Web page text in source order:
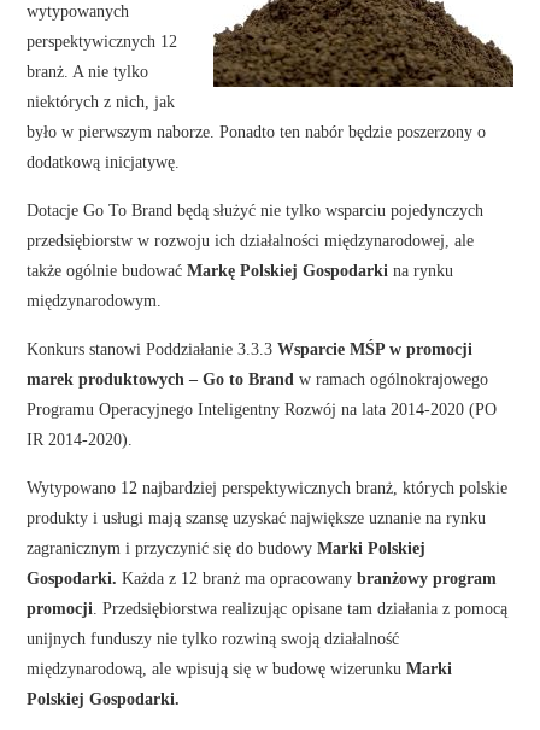
wytypowanych
perspektywicznych 12
branż. A nie tylko
niektórych z nich, jak
było w pierwszym naborze. Ponadto ten nabór będzie poszerzony o
dodatkową inicjatywę.
Dotacje Go To Brand będą służyć nie tylko wsparciu pojedynczych
przedsiębiorstw w rozwoju ich działalności międzynarodowej, ale
także ogólnie budowaćMarkę Polskiej Gospodarki na rynku
międzynarodowym.
Konkurs stanowi Poddziałanie 3.3.3Wsparcie MŚP w promocji
marek produktowych– Go to Brand w ramach ogólnokrajowego
Programu Operacyjnego Inteligentny Rozwój na lata 2014-2020 (PO
IR 2014-2020).
Wytypowano 12 najbardziej perspektywicznych branż, których polskie
produkty i usługi mają szansę uzyskać największe uznanie na rynku
zagranicznym i przyczynić się do budowyMarki Polskiej
Gospodarki.Każda z 12 branż ma opracowanybranżowy program
promocji . Przedsiębiorstwa realizując opisane tam działania z pomocą
unijnych funduszy nie tylko rozwiną swoją działalność
międzynarodową, ale wpisują się w budowę wizerunkuMarki
Polskiej Gospodarki.